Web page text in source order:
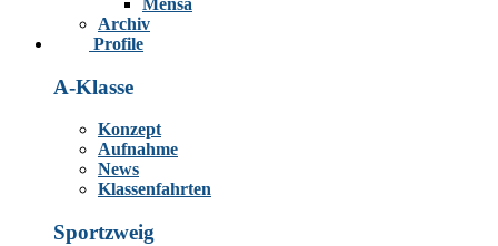
Mensa
Archiv
Profile
A-Klasse
Konzept
Aufnahme
News
Klassenfahrten
Sportzweig